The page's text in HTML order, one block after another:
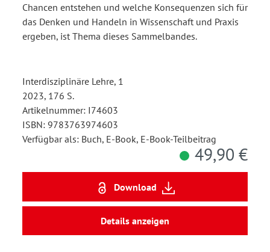
Chancen entstehen und welche Konsequenzen sich für
das Denken und Handeln in Wissenschaft und Praxis
ergeben, ist Thema dieses Sammelbandes.
Interdisziplinäre Lehre, 1
2023, 176 S.
Artikelnummer: I74603
ISBN: 9783763974603
Verfügbar als: Buch, E-Book, E-Book-Teilbeitrag
49,90 €
Download
Details anzeigen